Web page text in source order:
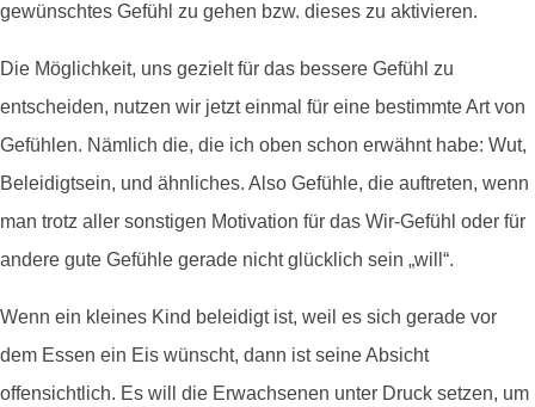
gewünschtes Gefühl zu gehen bzw. dieses zu aktivieren.
Die Möglichkeit, uns gezielt für das bessere Gefühl zu
entscheiden, nutzen wir jetzt einmal für eine bestimmte Art von
Gefühlen. Nämlich die, die ich oben schon erwähnt habe: Wut,
Beleidigtsein, und ähnliches. Also Gefühle, die auftreten, wenn
man trotz aller sonstigen Motivation für das Wir-Gefühl oder für
andere gute Gefühle gerade nicht glücklich sein „will“.
Wenn ein kleines Kind beleidigt ist, weil es sich gerade vor
dem Essen ein Eis wünscht, dann ist seine Absicht
offensichtlich. Es will die Erwachsenen unter Druck setzen, um